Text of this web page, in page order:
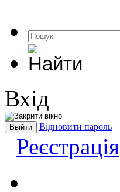
Вхід
Відновити пароль
Реєстрація